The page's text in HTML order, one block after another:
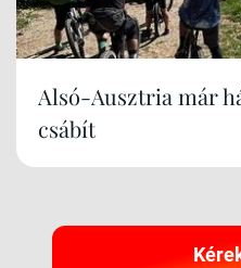
Alsó-Ausztria már
csábít